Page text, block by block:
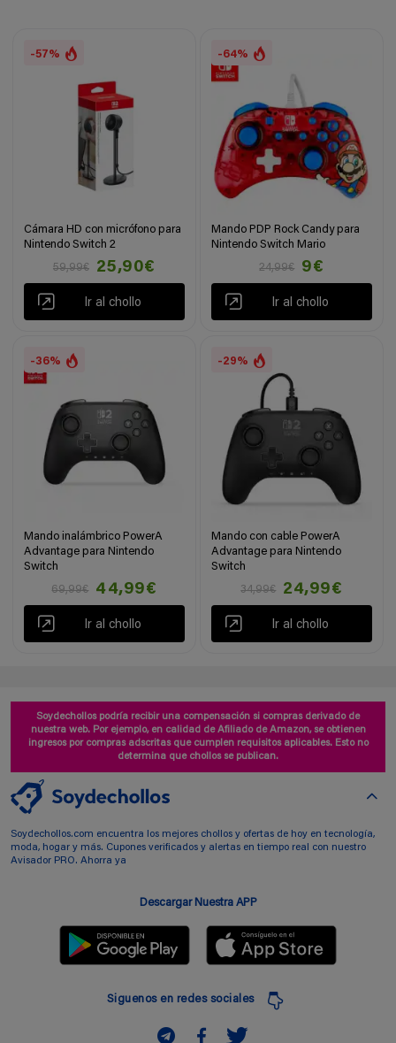
-57%
Cámara HD con micrófono para
Nintendo Switch 2
59,99€
25,90€
Ir al chollo
-64%
Mando PDP Rock Candy para
Nintendo Switch Mario
24,99€
9€
Ir al chollo
-36%
Mando inalámbrico PowerA
Advantage para Nintendo
Switch
69,99€
44,99€
Ir al chollo
-29%
Mando con cable PowerA
Advantage para Nintendo
Switch
34,99€
24,99€
Ir al chollo
Soydechollos podría recibir una compensación si compras derivado de
nuestra web. Por ejemplo, en calidad de Afiliado de Amazon, se obtienen
ingresos por compras adscritas que cumplen requisitos aplicables. Esto no
determina que chollos se publican.
Soydechollos.com encuentra los mejores chollos y ofertas de hoy en tecnología,
moda, hogar y más. Cupones verificados y alertas en tiempo real con nuestro
Avisador PRO. Ahorra ya
Descargar Nuestra APP
Siguenos en redes sociales